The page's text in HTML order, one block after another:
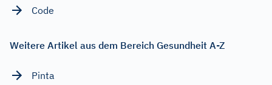
Code
Weitere Artikel aus dem Bereich Gesundheit A-Z
Pinta